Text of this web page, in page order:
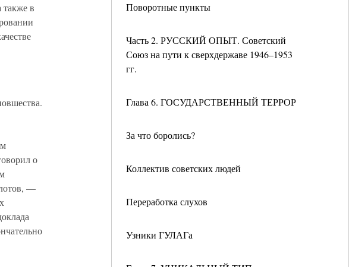
Поворотные пункты
Часть 2. РУССКИЙ ОПЫТ. Советский
Союз на пути к сверхдержаве 1946–1953
гг.
Глава 6. ГОСУДАРСТВЕННЫЙ ТЕРРОР
За что боролись?
Коллектив советских людей
Переработка слухов
Узники ГУЛАГа
в
о
—